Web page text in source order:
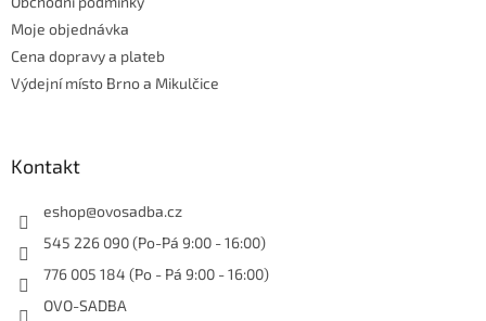
Moje objednávka
Cena dopravy a plateb
Výdejní místo Brno a Mikulčice
Kontakt
eshop@ovosadba.cz
545 226 090 (Po-Pá 9:00 - 16:00)
776 005 184 (Po - Pá 9:00 - 16:00)
OVO-SADBA